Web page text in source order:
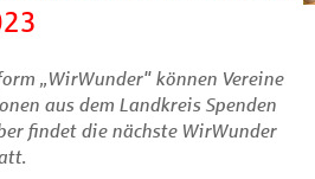
„WirWunder" können Vereine
aus dem Landkreis Spenden
findet die nächste WirWunder